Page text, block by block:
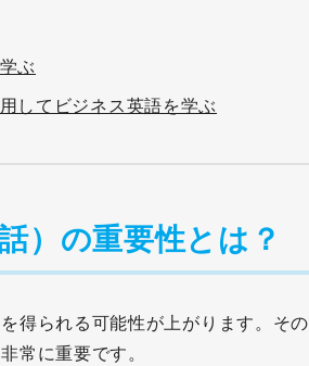
ぶ
してビジネス英語を学ぶ
）の重要性とは？
得られる可能性が上がります。その
常に重要です。